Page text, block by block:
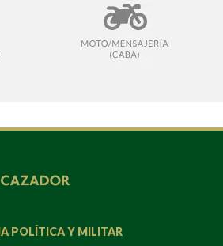
POLÍTICA Y MILITAR